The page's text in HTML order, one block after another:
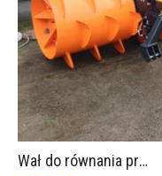
Wał do równania pryzm z kiszonką -TORNADO-SPAWEX